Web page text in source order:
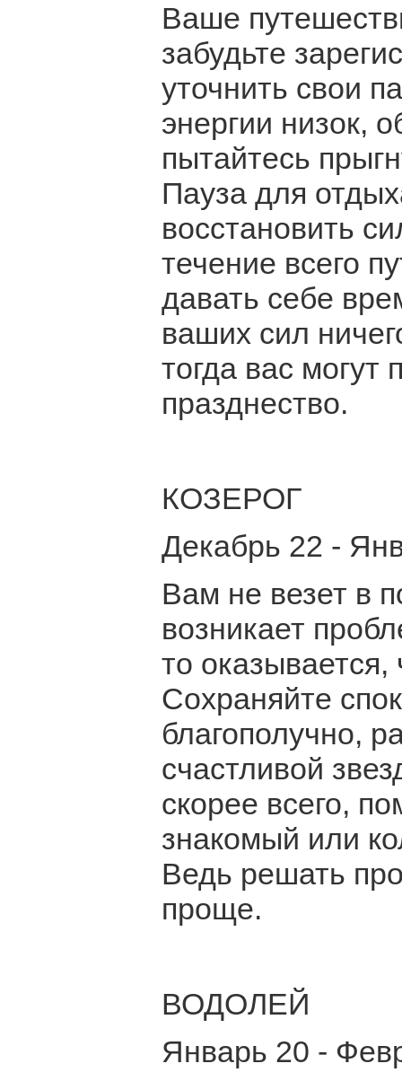
Ваше
забудьте
уточнить свои
энергии низок,
пытайтесь
Пауза для
восстановить
течение всего
давать себе
ваших сил
тогда вас могут
празднество.
КОЗЕРОГ
Декабрь 22 -
Вам не везет в
возникает
то оказывается,
Сохраняйте
благополучно,
счастливой
скорее всего,
знакомый или
Ведь решать
проще.
ВОДОЛЕЙ
Январь 20 -